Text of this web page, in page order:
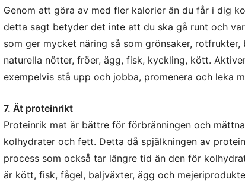
Genom att göra av med fler kalorier än du får i dig
detta sagt betyder det inte att du ska gå runt och
som ger mycket näring så som grönsaker,
naturella nötter, fröer, ägg, fisk, kyckling, kött.
exempelvis stå upp och jobba, promenera och leka
7. Ät proteinrikt
Proteinrik mat är bättre för förbränningen och
kolhydrater och fett. Detta då spjälkningen av
process som också tar längre tid än den för
är kött, fisk, fågel, baljväxter, ägg och